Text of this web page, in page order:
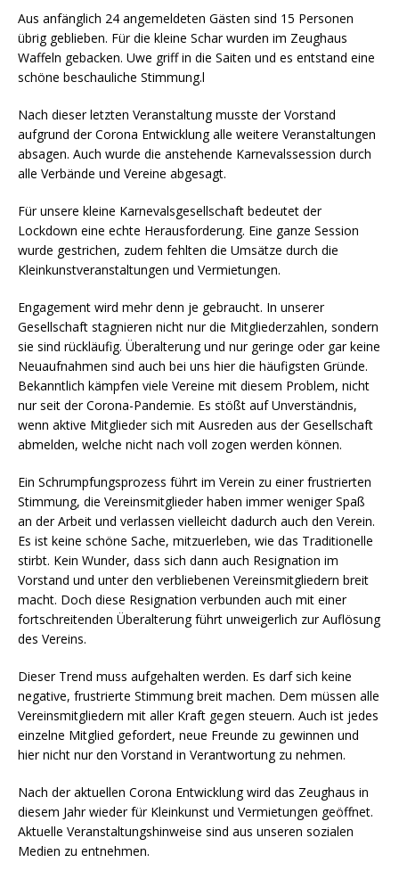
Aus anfänglich 24 angemeldeten Gästen sind 15 Personen
übrig geblieben. Für die kleine Schar wurden im Zeughaus
Waffeln gebacken. Uwe griff in die Saiten und es entstand eine
schöne beschauliche Stimmung.l
Nach dieser letzten Veranstaltung musste der Vorstand
aufgrund der Corona Entwicklung alle weitere Veranstaltungen
absagen. Auch wurde die anstehende Karnevalssession durch
alle Verbände und Vereine abgesagt.
Für unsere kleine Karnevalsgesellschaft bedeutet der
Lockdown eine echte Herausforderung. Eine ganze Session
wurde gestrichen, zudem fehlten die Umsätze durch die
Kleinkunstveranstaltungen und Vermietungen.
Engagement wird mehr denn je gebraucht. In unserer
Gesellschaft stagnieren nicht nur die Mitgliederzahlen, sondern
sie sind rückläufig. Überalterung und nur geringe oder gar keine
Neuaufnahmen sind auch bei uns hier die häufigsten Gründe.
Bekanntlich kämpfen viele Vereine mit diesem Problem, nicht
nur seit der Corona-Pandemie. Es stößt auf Unverständnis,
wenn aktive Mitglieder sich mit Ausreden aus der Gesellschaft
abmelden, welche nicht nach voll zogen werden können.
Ein Schrumpfungsprozess führt im Verein zu einer frustrierten
Stimmung, die Vereinsmitglieder haben immer weniger Spaß
an der Arbeit und verlassen vielleicht dadurch auch den Verein.
Es ist keine schöne Sache, mitzuerleben, wie das Traditionelle
stirbt. Kein Wunder, dass sich dann auch Resignation im
Vorstand und unter den verbliebenen Vereinsmitgliedern breit
macht. Doch diese Resignation verbunden auch mit einer
fortschreitenden Überalterung führt unweigerlich zur Auflösung
des Vereins.
Dieser Trend muss aufgehalten werden. Es darf sich keine
negative, frustrierte Stimmung breit machen. Dem müssen alle
Vereinsmitgliedern mit aller Kraft gegen steuern. Auch ist jedes
einzelne Mitglied gefordert, neue Freunde zu gewinnen und
hier nicht nur den Vorstand in Verantwortung zu nehmen.
Nach der aktuellen Corona Entwicklung wird das Zeughaus in
diesem Jahr wieder für Kleinkunst und Vermietungen geöffnet.
Aktuelle Veranstaltungshinweise sind aus unseren sozialen
Medien zu entnehmen.